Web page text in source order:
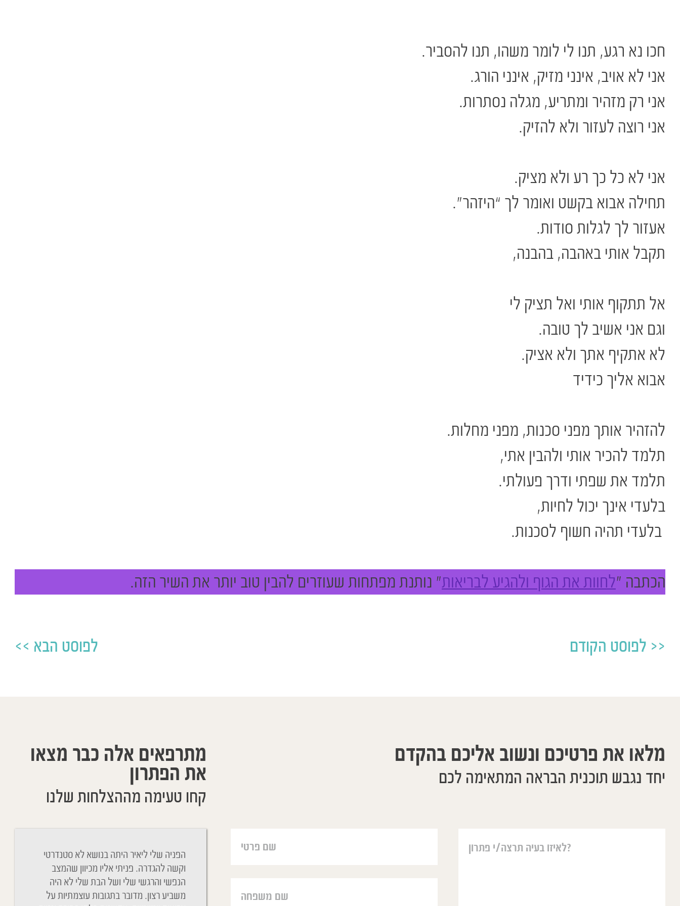
חכו נא רגע, תנו לי לומר משהו, תנו להסביר.
אני לא אויב, אינני מזיק, אינני הורג.
אני רק מזהיר ומתריע, מגלה נסתרות.
אני רוצה לעזור ולא להזיק.
אני לא כל כך רע ולא מציק.
תחילה אבוא בקשט ואומר לך “היזהר”.
אעזור לך לגלות סודות.
תקבל אותי באהבה, בהבנה,
אל תתקוף אותי ואל תציק לי
וגם אני אשיב לך טובה.
לא אתקיף אתך ולא אציק.
אבוא אליך כידיד
להזהיר אותך מפני סכנות, מפני מחלות.
תלמד להכיר אותי ולהבין אתי,
תלמד את שפתי ודרך פעולתי.
בלעדי אינך יכול לחיות,
בלעדי תהיה חשוף לסכנות.
הכתבה "לחוות את הגוף ולהגיע לבריאות" נותנת מפתחות שעוזרים להבין טוב יותר את השיר הזה.
לפוסט הקודם לפוסט הבא
מלאו את פרטיכם ונשוב אליכם בהקדם
יחד נגבש תוכנית הבראה המתאימה לכם
מתרפאים אלה כבר מצאו
את הפתרון
קחו טעימה מההצלחות שלנו
יאיר עזר לנו בהרבה דברים. קשה לתאר בכמה
Cher Yaïr, j'ai eu vos coordonées de la plus
Vous avez la grâce de D. pour aider même à
הפניה שלי ליאיר היתה בנושא לא סטנדרטי
וקשה להגדרה. פניתי אליו מכיוון שהמצב
הנפשי והרגשי שלי ושל הבת שלי לא היה
משביע רצון. מדובר בתגובות עוצמתיות על